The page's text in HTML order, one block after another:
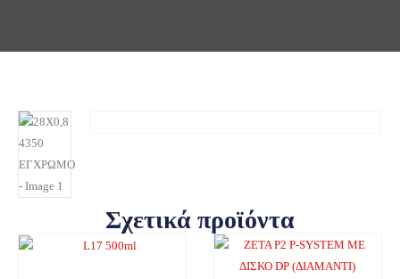
Σχετικά προϊόντα